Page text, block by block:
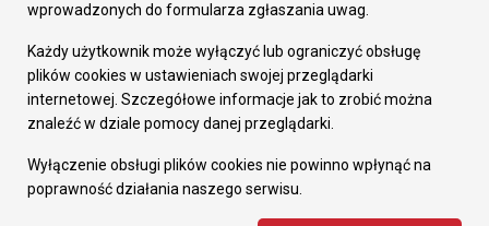
Oferty inwestycyjne
Pozostałe
Deklaracja dostępności
Dane osobowe
Dodaj opinię o witrynie
wprowadzonych do formularza zgłaszania uwag.
Każdy użytkownik może wyłączyć lub ograniczyć obsługę
plików cookies w ustawieniach swojej przeglądarki
internetowej. Szczegółowe informacje jak to zrobić można
znaleźć w dziale pomocy danej przeglądarki.
Wyłączenie obsługi plików cookies nie powinno wpłynąć na
poprawność działania naszego serwisu.